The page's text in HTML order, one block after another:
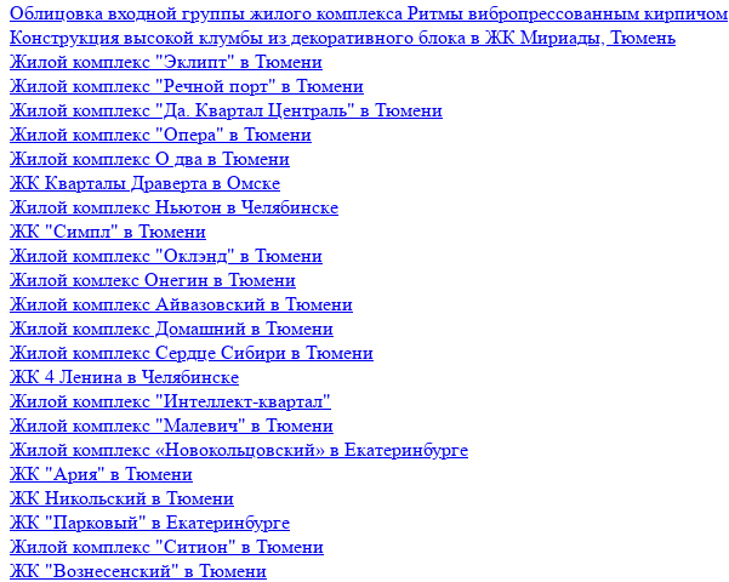
Облицовка входной группы жилого комплекса Ритмы вибропрессованным кирпичом
Конструкция высокой клумбы из декоративного блока в ЖК Мириады, Тюмень
Жилой комплекс "Эклипт" в Тюмени
Жилой комплекс "Речной порт" в Тюмени
Жилой комплекс "Да. Квартал Централь" в Тюмени
Жилой комплекс "Опера" в Тюмени
Жилой комплекс О два в Тюмени
ЖК Кварталы Драверта в Омске
Жилой комплекс Ньютон в Челябинске
ЖК "Симпл" в Тюмени
Жилой комплекс "Оклэнд" в Тюмени
Жилой комлекс Онегин в Тюмени
Жилой комплекс Айвазовский в Тюмени
Жилой комплекс Домашний в Тюмени
Жилой комплекс Сердце Сибири в Тюмени
ЖК 4 Ленина в Челябинске
Жилой комплекс "Интеллект-квартал"
Жилой комплекс "Малевич" в Тюмени
Жилой комплекс «Новокольцовский» в Екатеринбурге
ЖК "Ария" в Тюмени
ЖК Никольский в Тюмени
ЖК "Парковый" в Екатеринбурге
Жилой комплекс "Ситион" в Тюмени
ЖК "Вознесенский" в Тюмени